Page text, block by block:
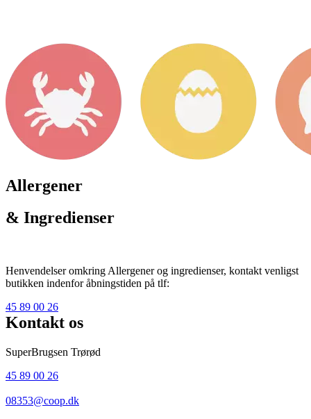
Allergener
& Ingredienser
Henvendelser omkring Allergener og ingredienser, kontakt venligst
butikken indenfor åbningstiden på tlf:
45 89 00 26
Kontakt os
SuperBrugsen Trørød
45 89 00 26
08353@coop.dk